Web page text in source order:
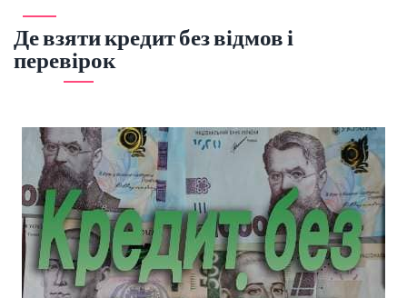
Де взяти кредит без відмов і
перевірок